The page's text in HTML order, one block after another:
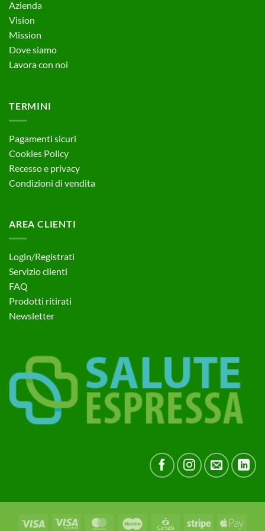
essere
scelte
nella
pagina
Azienda
Vision
Mission
Dove siamo
Lavora con noi
TERMINI
Pagamenti sicuri
Cookies Policy
Recesso e privacy
Condizioni di vendita
AREA CLIENTI
Login/Registrati
Servizio clienti
FAQ
Prodotti ritirati
Newsletter
Visa
Visa
MasterCardMaestro CartaSi Stripe
Apple